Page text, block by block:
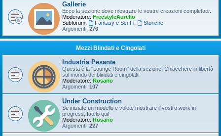
Gallerie
Ecco la sezione dove mostrare le vostre creazioni completate.
Moderatore: FreestyleAurelio
Subforum:
Fantasy e Sci-Fi,
Storiche
Argomenti: 276
Mezzi Blindati e Cingolati
Industria Pesante
Questa è la "Lounge Room" della sezione. Chiacchere in libertà
sul mondo dei blindati e cingolati!
Moderatore: Rosario
Argomenti: 107
Under Construction
Se iniziate un modello e volete mostrare il vostro work in
progress, fatelo qui!
Moderatore: Rosario
Argomenti: 227